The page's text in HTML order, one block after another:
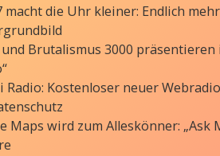
macht die Uhr kleiner: Endlich
Brutalismus 3000
Radio: Kostenloser neuer
Maps wird zum Alleskönner: „Ask